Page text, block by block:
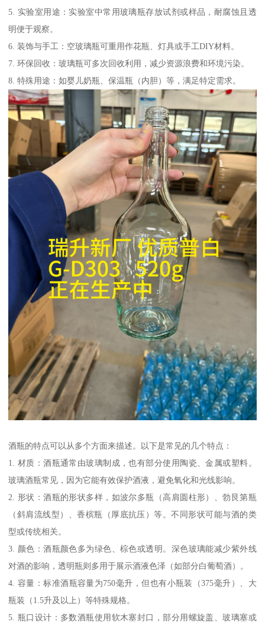
5. 实验室用途：实验室中常用玻璃瓶存放试剂或样品，耐腐蚀且透
明便于观察。
6. 装饰与手工：空玻璃瓶可重用作花瓶、灯具或手工DIY材料。
7. 环保回收：玻璃瓶可多次回收利用，减少资源浪费和环境污染。
8. 特殊用途：如婴儿奶瓶、保温瓶（内胆）等，满足特定需求。
酒瓶的特点可以从多个方面来描述。以下是常见的几个特点：
1. 材质：酒瓶通常由玻璃制成，也有部分使用陶瓷、金属或塑料。
玻璃酒瓶常见，因为它能有效保护酒液，避免氧化和光线影响。
2. 形状：酒瓶的形状多样，如波尔多瓶（高肩圆柱形）、勃艮第瓶
（斜肩流线型）、香槟瓶（厚底抗压）等。不同形状可能与酒的类
型或传统相关。
3. 颜色：酒瓶颜色多为绿色、棕色或透明。深色玻璃能减少紫外线
对酒的影响，透明瓶则多用于展示酒液色泽（如部分白葡萄酒）。
4. 容量：标准酒瓶容量为750毫升，但也有小瓶装（375毫升）、大
瓶装（1.5升及以上）等特殊规格。
5. 瓶口设计：多数酒瓶使用软木塞封口，部分用螺旋盖、玻璃塞或